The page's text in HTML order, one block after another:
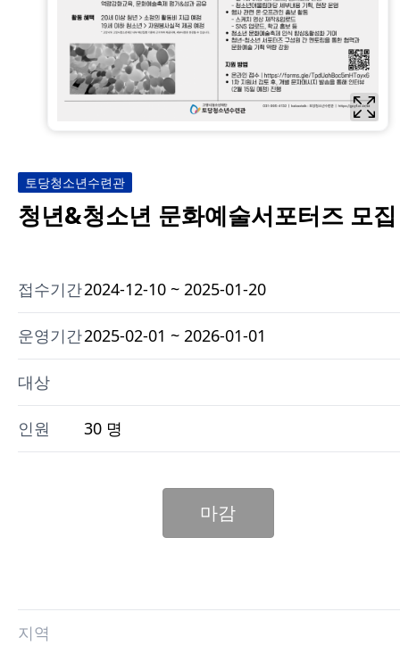
토당청소년수련관
청년&청소년 문화예술서포터즈 모집
접수기간2024-12-10 ~ 2025-01-20
운영기간2025-02-01 ~ 2026-01-01
대상
인원 30 명
마감
지역